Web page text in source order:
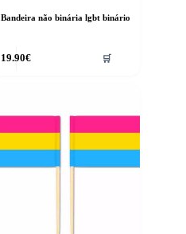
Bandeira não binária lgbt binário
19.90€ 🛒